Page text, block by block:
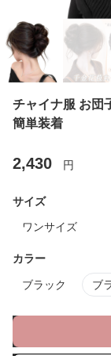
チャイナ服 お団
簡単装着
2,430 円
サイズ
ワンサイズ
カラー
ブラック ブ